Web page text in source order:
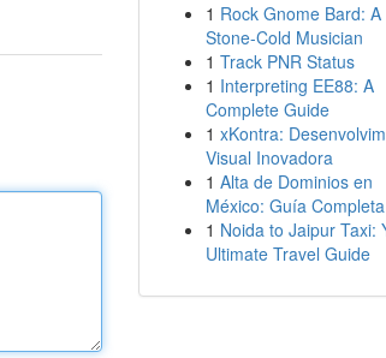
1 Rock Gnome Bard: A
Stone-Cold Musician
1 Track PNR Status
1 Interpreting EE88: A
Complete Guide
1 xKontra:
Visual Inovadora
1 Alta de Dominios en
México: Guía Completa
1 Noida to Jaipur Taxi:
Ultimate Travel Guide